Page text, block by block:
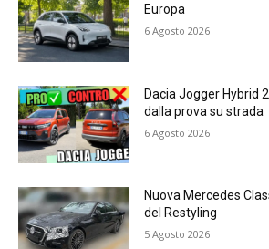
Europa
6 Agosto 2026
Dacia Jogger Hybrid
dalla prova su strada
6 Agosto 2026
Nuova Mercedes
del Restyling
5 Agosto 2026